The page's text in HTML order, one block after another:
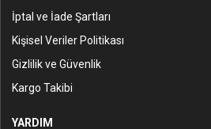
İptal ve İade Şartları
Kişisel Veriler Politikası
Gizlilik ve Güvenlik
Kargo Takibi
YARDIM